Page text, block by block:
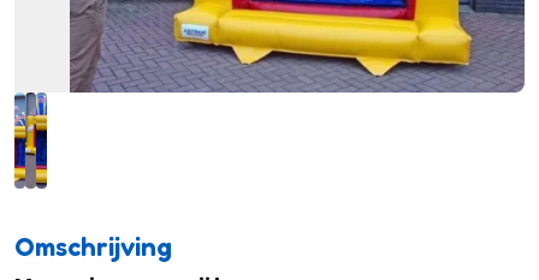
Omschrijving